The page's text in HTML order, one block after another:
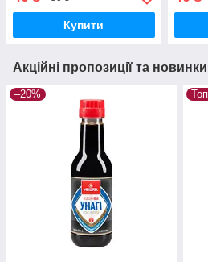
Купити
Акційні пропозиції та новинки
–20%